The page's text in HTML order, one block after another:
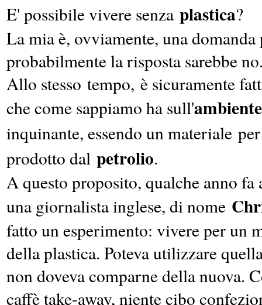
E' possibile vivere senza plastica?
La mia è, ovviamente, una
probabilmente la risposta sarebbe
Allo stesso tempo, è sicuramente
che come sappiamo ha sull'ambiente
inquinante, essendo un materiale
prodotto dal petrolio.
A questo proposito, qualche anno fa
una giornalista inglese, di nome
fatto un esperimento: vivere per un
della plastica. Poteva utilizzare
non doveva comparne della nuova.
caffè take-away, niente cibo